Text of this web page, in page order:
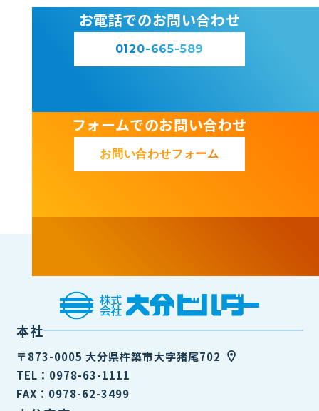
お電話でのお問い合わせ
0120-665-589
フォームでのお問い合わせ
お問い合わせフォーム
本社
〒873-0005 大分県杵築市大字猪尾702
TEL：0978-63-1111
FAX：0978-62-3499